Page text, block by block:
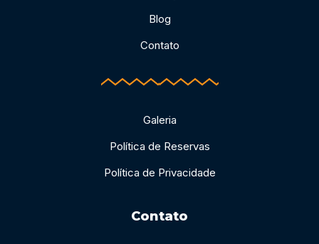
Blog
Contato
Galeria
Política de Reservas
Política de Privacidade
Contato